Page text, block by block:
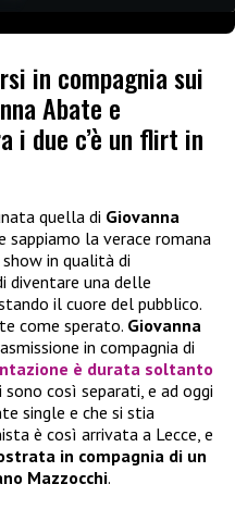
in compagnia sui
Abate e
i due c’è un flirt in
quella di Giovanna
sappiamo la verace romana
in qualità di
diventare una delle
il cuore del pubblico.
come sperato. Giovanna
in compagnia di
è durata soltanto
sono così separati, e ad oggi
single e che si stia
è così arrivata a Lecce, e
in compagnia di un
Mazzocchi.